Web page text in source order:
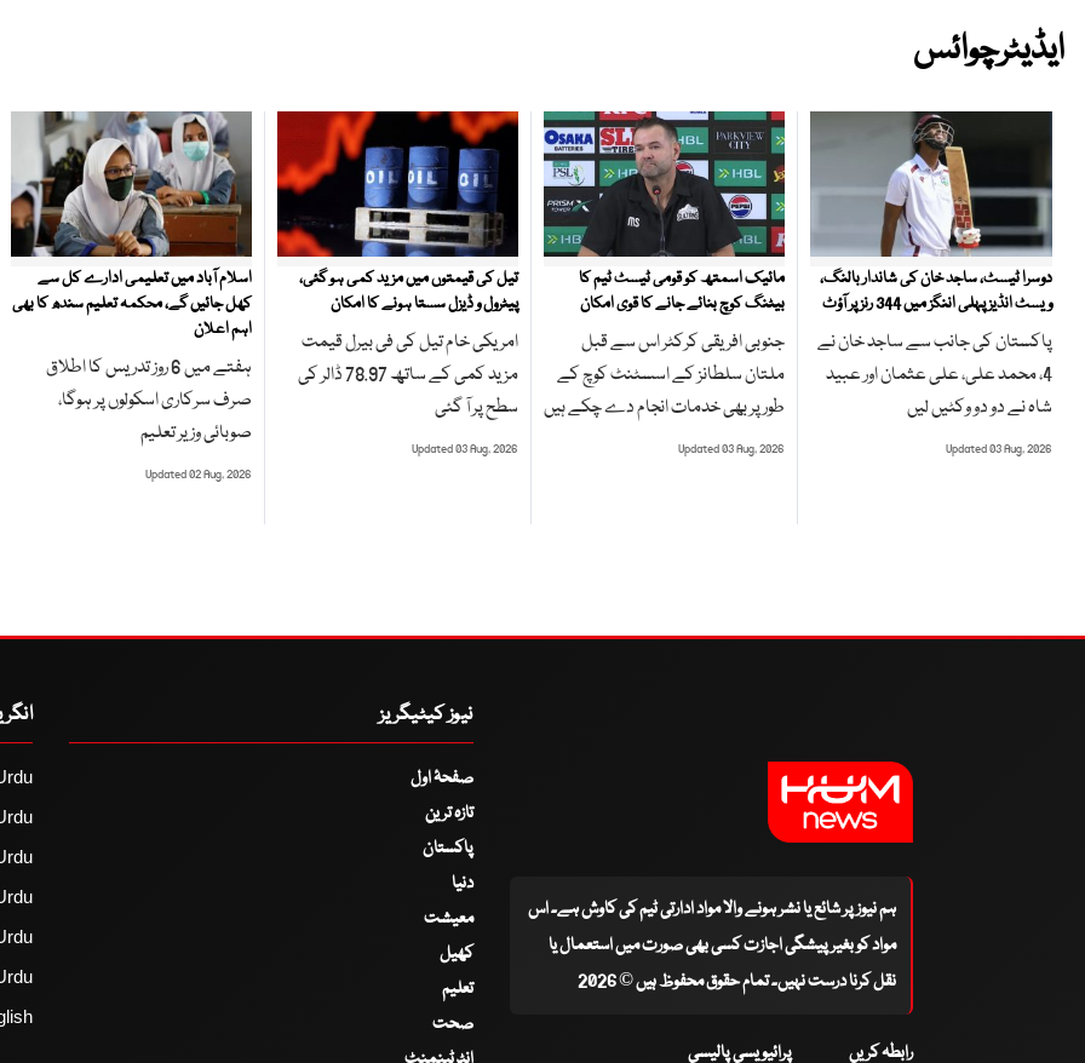
ایڈیٹرچوائس
دوسرا ٹیسٹ، ساجد خان کی شاندار بالنگ،
ویسٹ انڈیز پہلی اننگز میں 344 رنز پر آؤٹ
پاکستان کی جانب سے ساجد خان نے
4، محمد علی، علی عثمان اور عبید
شاہ نے دو دو وکٹیں لیں
Updated 03 Aug, 2026
مائیک اسمتھ کو قومی ٹیسٹ ٹیم کا
بیٹنگ کوچ بنائے جانے کا قوی امکان
جنوبی افریقی کرکٹر اس سے قبل
ملتان سلطانز کے اسسٹنٹ کوچ کے
طور پر بھی خدمات انجام دے چکے ہیں
Updated 03 Aug, 2026
تیل کی قیمتوں میں مزید کمی ہو گئی،
پیٹرول و ڈیزل سستا ہونے کا امکان
امریکی خام تیل کی فی بیرل قیمت
مزید کمی کے ساتھ 78.97 ڈالر کی
سطح پر آ گئی
Updated 03 Aug, 2026
اسلام آباد میں تعلیمی ادارے کل سے
کھل جائیں گے، محکمہ تعلیم سندھ کا بھی
اہم اعلان
ہفتے میں 6 روز تدریس کا اطلاق
صرف سرکاری اسکولوں پر ہوگا،
صوبائی وزیر تعلیم
Updated 02 Aug, 2026
ہم نیوز پر شائع یا نشر ہونے والا مواد ادارتی ٹیم کی کاوش ہے۔ اس
مواد کو بغیر پیشگی اجازت کسی بھی صورت میں استعمال یا
نقل کرنا درست نہیں۔ تمام حقوق محفوظ ہیں © 2026
رابطہ کریں پرائیویسی پالیسی
نیوز کیٹیگریز
صفحۂ اول
تازہ ترین
پاکستان
دنیا
معیشت
کھیل
تعلیم
صحت